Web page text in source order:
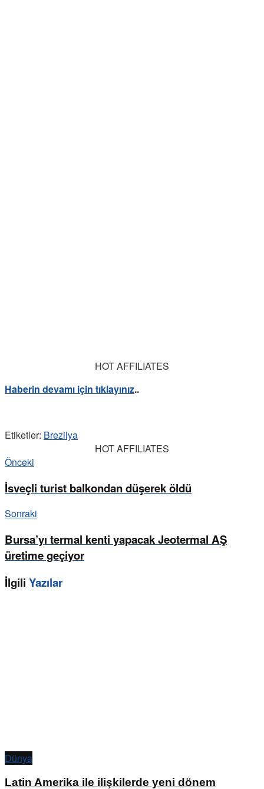
HOT AFFILIATES
Haberin devamı için tıklayınız..
Etiketler: Brezilya
HOT AFFILIATES
Önceki
İsveçli turist balkondan düşerek öldü
Sonraki
Bursa’yı termal kenti yapacak Jeotermal AŞ
üretime geçiyor
İlgili Yazılar
Dünya
Latin Amerika ile ilişkilerde yeni dönem